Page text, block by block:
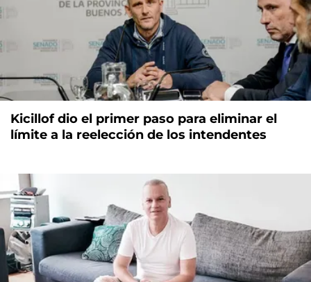
Kicillof dio el primer paso para eliminar el
límite a la reelección de los intendentes